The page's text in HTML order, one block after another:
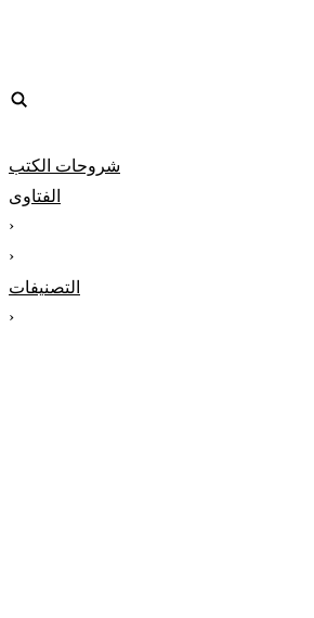
شروحات الكتب
الفتاوى
‹
‹
التصنيفات
‹